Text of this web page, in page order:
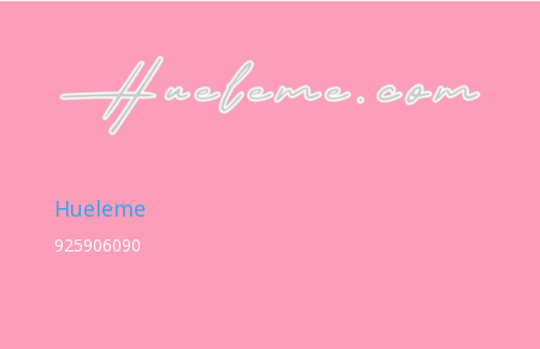
Hueleme
925906090